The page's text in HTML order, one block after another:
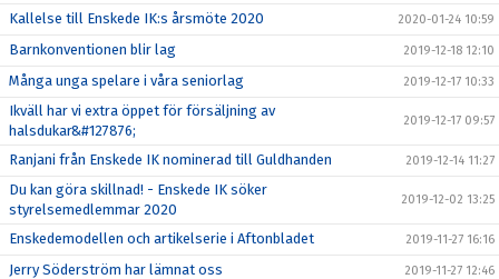
Kallelse till Enskede IK:s årsmöte 2020 2020-01-24 10:59
Barnkonventionen blir lag 2019-12-18 12:10
Många unga spelare i våra seniorlag 2019-12-17 10:33
Ikväll har vi extra öppet för försäljning av
halsdukar&#127876;
2019-12-17 09:57
Ranjani från Enskede IK nominerad till Guldhanden 2019-12-14 11:27
Du kan göra skillnad! - Enskede IK söker
styrelsemedlemmar 2020
2019-12-02 13:25
Enskedemodellen och artikelserie i Aftonbladet 2019-11-27 16:16
Jerry Söderström har lämnat oss 2019-11-27 12:46